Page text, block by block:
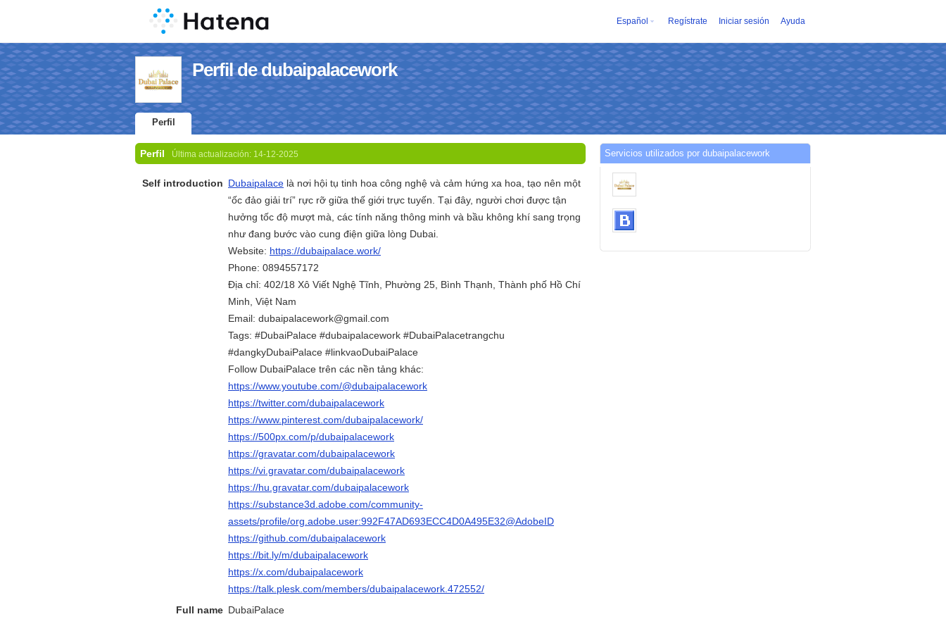
Español Regístrate Iniciar sesión Ayuda
Perfil de dubaipalacework
Perfil
Perfil Última actualización: 14-12-2025
Self introduction Dubaipalace là nơi hội tụ tinh hoa công nghệ và cảm hứng xa hoa, tạo nên một
“ốc đảo giải trí” rực rỡ giữa thế giới trực tuyến. Tại đây, người chơi được tận
hưởng tốc độ mượt mà, các tính năng thông minh và bầu không khí sang trọng
như đang bước vào cung điện giữa lòng Dubai.
Website: https://dubaipalace.work/
Phone: 0894557172
Địa chỉ: 402/18 Xô Viết Nghệ Tĩnh, Phường 25, Bình Thạnh, Thành phố Hồ Chí
Minh, Việt Nam
Email: dubaipalacework@gmail.com
Tags: #DubaiPalace #dubaipalacework #DubaiPalacetrangchu
#dangkyDubaiPalace #linkvaoDubaiPalace
Follow DubaiPalace trên các nền tảng khác:
https://www.youtube.com/@dubaipalacework
https://twitter.com/dubaipalacework
https://www.pinterest.com/dubaipalacework/
https://500px.com/p/dubaipalacework
https://gravatar.com/dubaipalacework
https://vi.gravatar.com/dubaipalacework
https://hu.gravatar.com/dubaipalacework
https://substance3d.adobe.com/community-
assets/profile/org.adobe.user:992F47AD693ECC4D0A495E32@AdobeID
https://github.com/dubaipalacework
https://bit.ly/m/dubaipalacework
https://x.com/dubaipalacework
https://talk.plesk.com/members/dubaipalacework.472552/
Full name DubaiPalace
Servicios utilizados por dubaipalacework